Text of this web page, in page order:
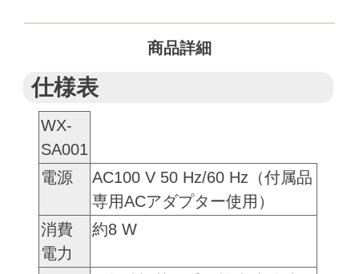
商品詳細
仕様表
WX-
SA001
電源
AC100 V 50 Hz/60 Hz（付属品
専用ACアダプター使用）
消費
電力
約8 W